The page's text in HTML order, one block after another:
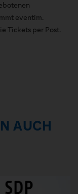
eventim.
Tickets per Post.
AUCH